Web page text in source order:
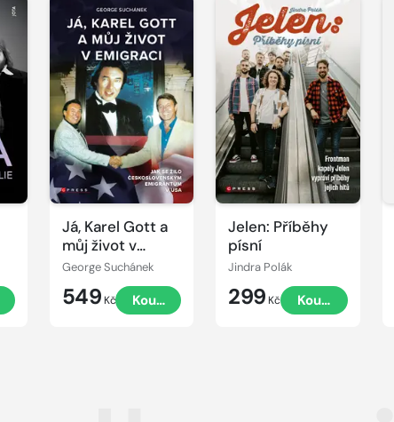
Já, Karel Gott a
můj život v
emigraci
George Suchánek
549 Kč Koupit
Jelen: Příběhy
písní
Jindra Polák
299 Kč Koupit